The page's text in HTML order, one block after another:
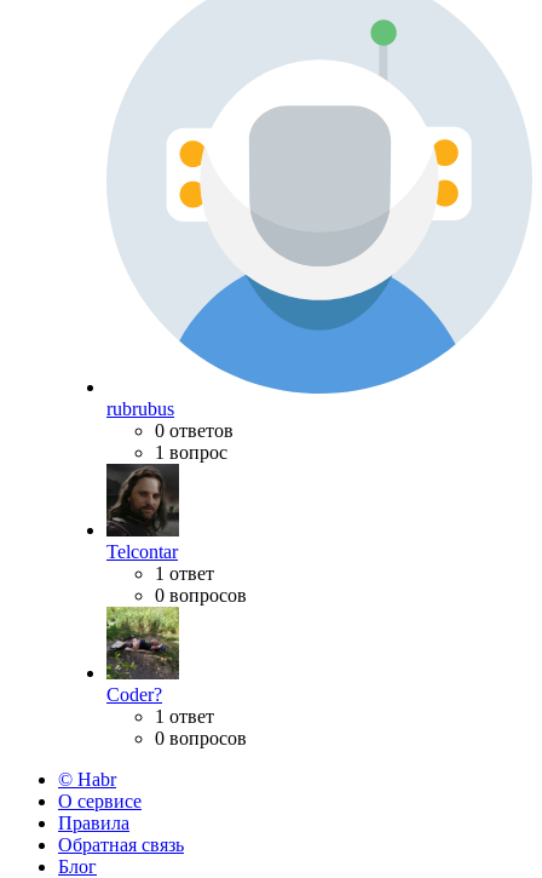
rubrubus
0 ответов
1 вопрос
Telcontar
1 ответ
0 вопросов
Coder?
1 ответ
0 вопросов
© Habr
О сервисе
Правила
Обратная связь
Блог